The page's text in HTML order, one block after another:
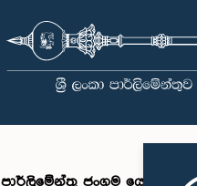
පාර්ලිමේන්තු ජංගම යෙදුම